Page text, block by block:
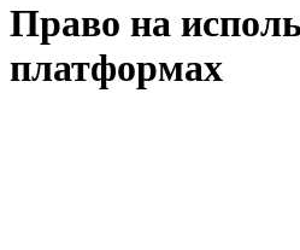
Право на
платформах